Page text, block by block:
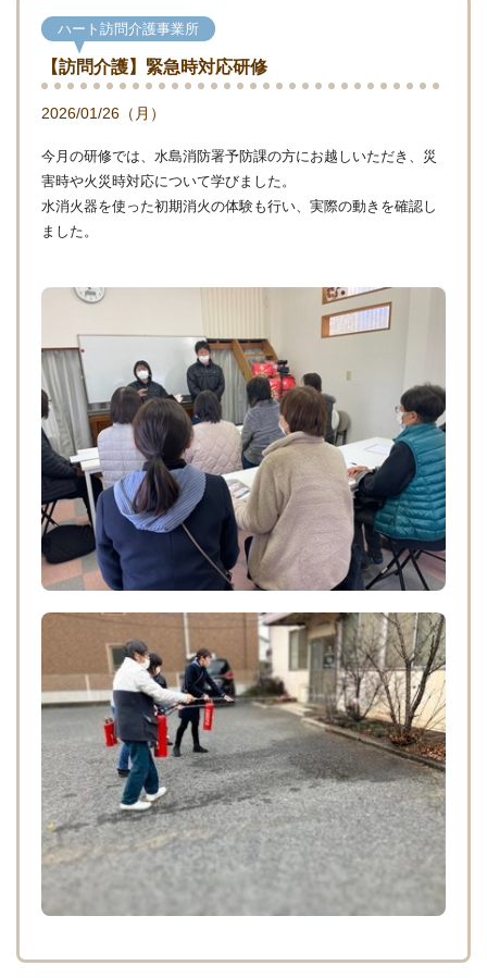
ハート訪問介護事業所
【訪問介護】緊急時対応研修
2026/01/26（月）
今月の研修では、水島消防署予防課の方にお越しいただき、災
害時や火災時対応について学びました。
水消火器を使った初期消火の体験も行い、実際の動きを確認し
ました。